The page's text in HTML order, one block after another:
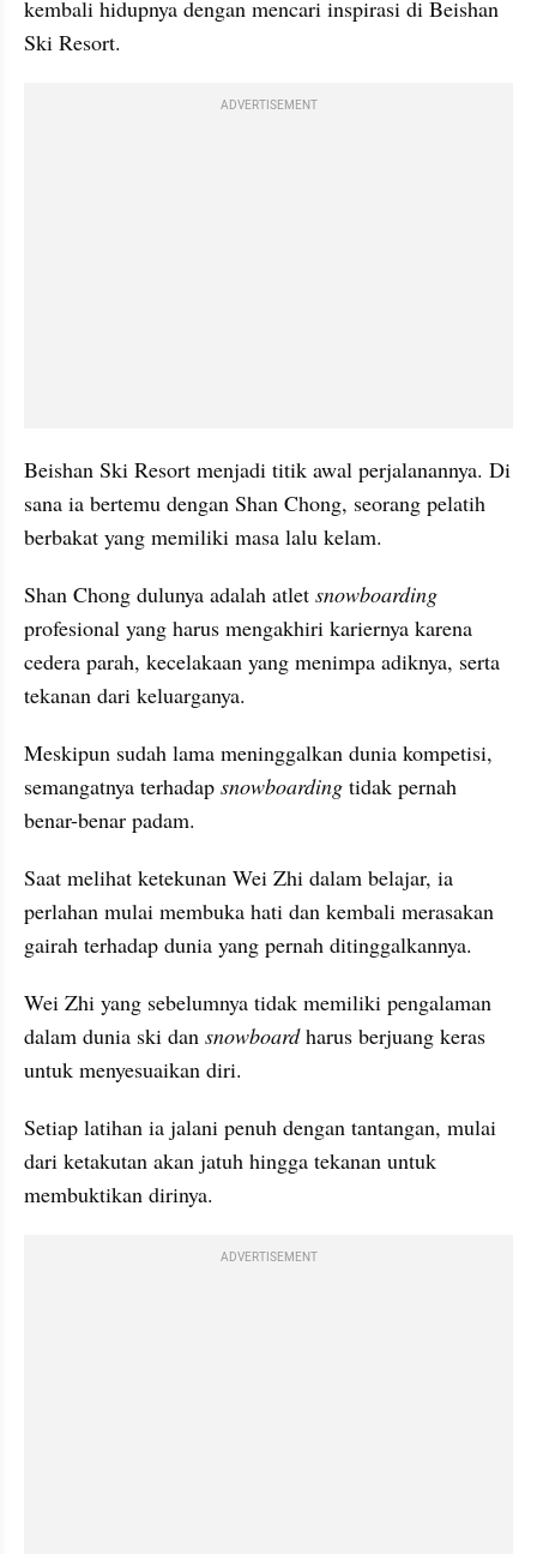
kembali hidupnya dengan mencari inspirasi di Beishan
Ski Resort.
ADVERTISEMENT
Beishan Ski Resort menjadi titik awal perjalanannya. Di
sana ia bertemu dengan Shan Chong, seorang pelatih
berbakat yang memiliki masa lalu kelam.
Shan Chong dulunya adalah atlet snowboarding
profesional yang harus mengakhiri kariernya karena
cedera parah, kecelakaan yang menimpa adiknya, serta
tekanan dari keluarganya.
Meskipun sudah lama meninggalkan dunia kompetisi,
semangatnya terhadap snowboarding tidak pernah
benar-benar padam.
Saat melihat ketekunan Wei Zhi dalam belajar, ia
perlahan mulai membuka hati dan kembali merasakan
gairah terhadap dunia yang pernah ditinggalkannya.
Wei Zhi yang sebelumnya tidak memiliki pengalaman
dalam dunia ski dan snowboard harus berjuang keras
untuk menyesuaikan diri.
Setiap latihan ia jalani penuh dengan tantangan, mulai
dari ketakutan akan jatuh hingga tekanan untuk
membuktikan dirinya.
ADVERTISEMENT